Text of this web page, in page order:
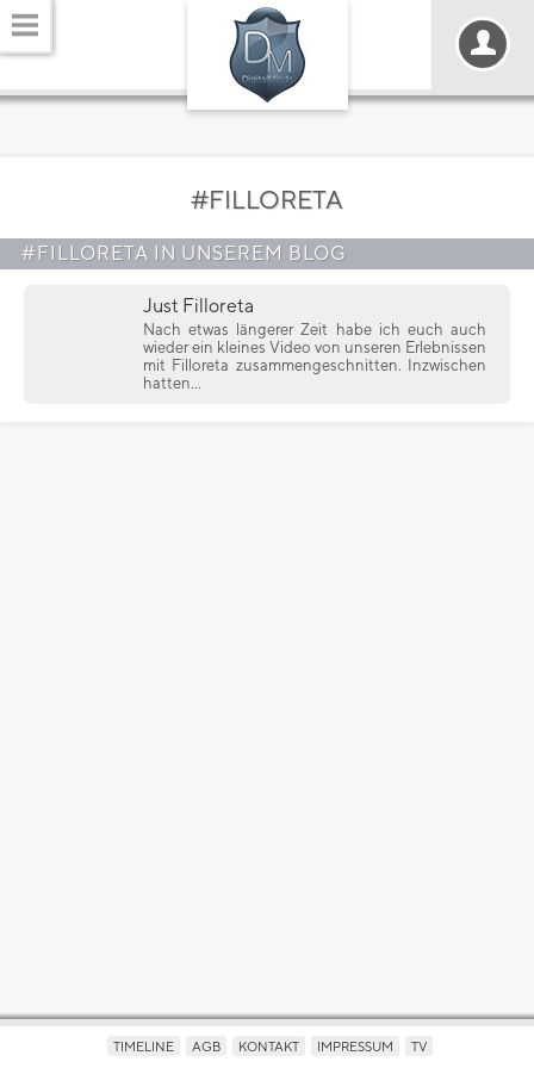
#FILLORETA
#FILLORETA IN UNSEREM BLOG
Just Filloreta
Nach etwas längerer Zeit habe ich euch auch
wieder ein kleines Video von unseren Erlebnissen
mit Filloreta zusammengeschnitten. Inzwischen
hatten...
TIMELINE AGB KONTAKT IMPRESSUM TV